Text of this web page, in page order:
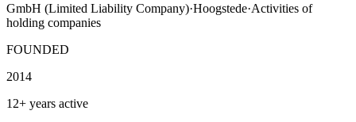
GmbH (Limited Liability Company)·Hoogstede·Activities of
holding companies
FOUNDED
2014
12+ years active